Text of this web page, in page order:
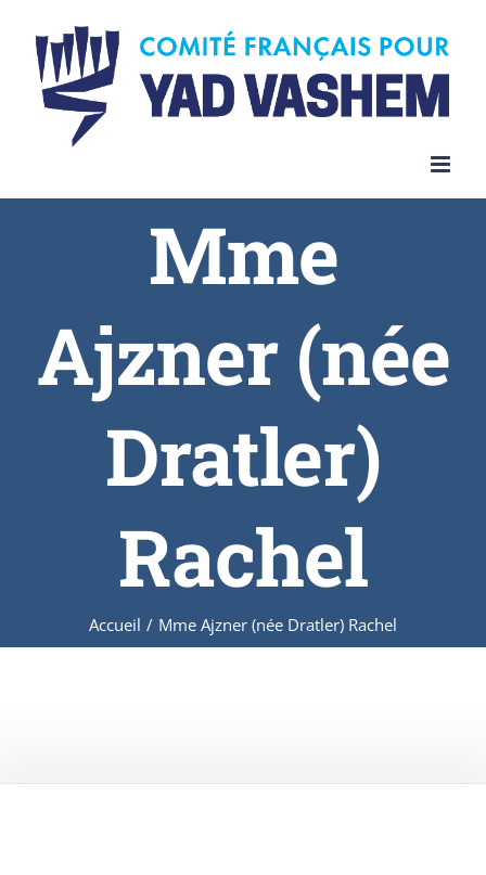
content
Mme
Ajzner (née
Dratler)
Rachel
Accueil / Mme Ajzner (née Dratler) Rachel